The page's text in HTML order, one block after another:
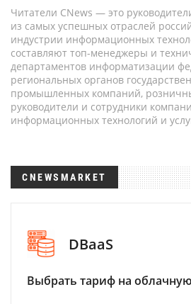
Читатели CNews — это
из самых успешных отраслей
индустрии информационных
составляют топ-менеджеры и
департаментов информатизации
региональных органов
промышленных компаний,
руководители и сотрудники
информационных технологий и
CNEWSMARKET
DBaaS
Выбрать тариф на